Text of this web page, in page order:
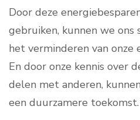
Door deze
gebruiken, kunnen we ons
het verminderen van onze
En door onze kennis over
delen met anderen,
een duurzamere toekomst.